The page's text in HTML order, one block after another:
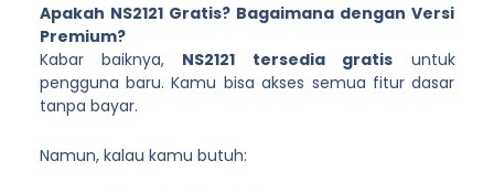
Apakah NS2121 Gratis? Bagaimana dengan Versi
Premium?
Kabar baiknya, NS2121 tersedia gratis untuk
pengguna baru. Kamu bisa akses semua fitur dasar
tanpa bayar.
Namun, kalau kamu butuh: